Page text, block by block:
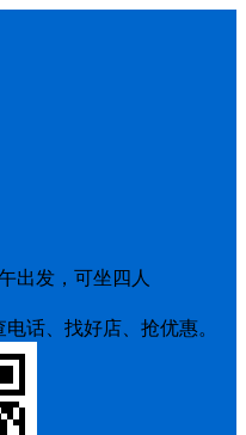
出发，可坐四人
话、找好店、抢优惠。